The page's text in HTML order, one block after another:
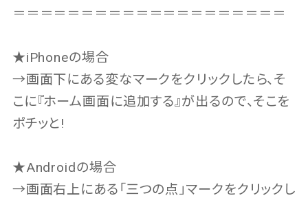
＝＝＝＝＝＝＝＝＝＝＝＝＝＝＝＝＝＝＝＝
★iPhoneの場合
→画面下にある変なマークをクリックしたら、そ
こに『ホーム画面に追加する』が出るので、そこを
ポチッと!
★Androidの場合
→画面右上にある「三つの点」マークをクリックし